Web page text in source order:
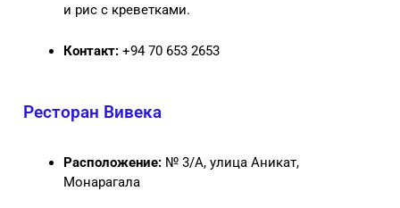
и рис с креветками.
Контакт: +94 70 653 2653
Ресторан Вивека
Расположение: № 3/А, улица Аникат,
Монарагала